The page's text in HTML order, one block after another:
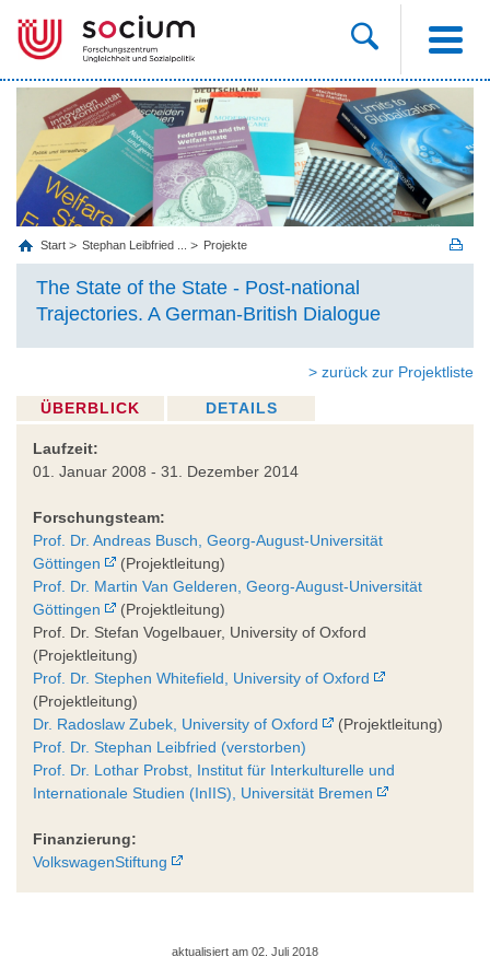
Start Stephan Leibfried ... Projekte
The State of the State - Post-national
Trajectories. A German-British Dialogue
> zurück zur Projektliste
ÜBERBLICK DETAILS
Laufzeit:
01. Januar 2008 - 31. Dezember 2014
Forschungsteam:
Prof. Dr. Andreas Busch, Georg-August-Universität
Göttingen
(Projektleitung)
Prof. Dr. Martin Van Gelderen, Georg-August-Universität
Göttingen
(Projektleitung)
Prof. Dr. Stefan Vogelbauer, University of Oxford
(Projektleitung)
Prof. Dr. Stephen Whitefield, University of Oxford
(Projektleitung)
Dr. Radoslaw Zubek, University of Oxford
(Projektleitung)
Prof. Dr. Stephan Leibfried (verstorben)
Prof. Dr. Lothar Probst, Institut für Interkulturelle und
Internationale Studien (InIIS), Universität Bremen
Finanzierung:
VolkswagenStiftung
aktualisiert am 02. Juli 2018